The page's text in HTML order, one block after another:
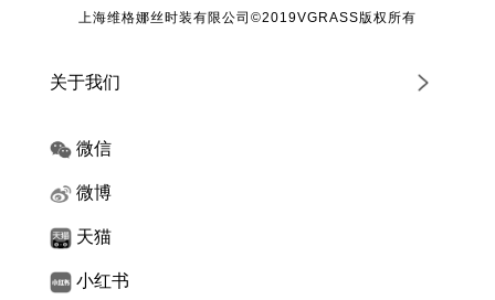
上海维格娜丝时装有限公司©2019VGRASS版权所有
关于我们
微信
微博
天猫
小红书